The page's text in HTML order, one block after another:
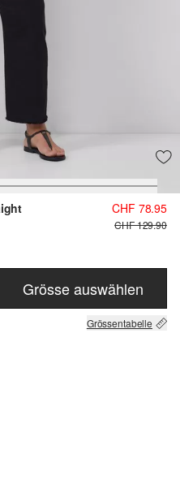
CHF 78.95
CHF 129.90
Grösse auswählen
Grössentabelle